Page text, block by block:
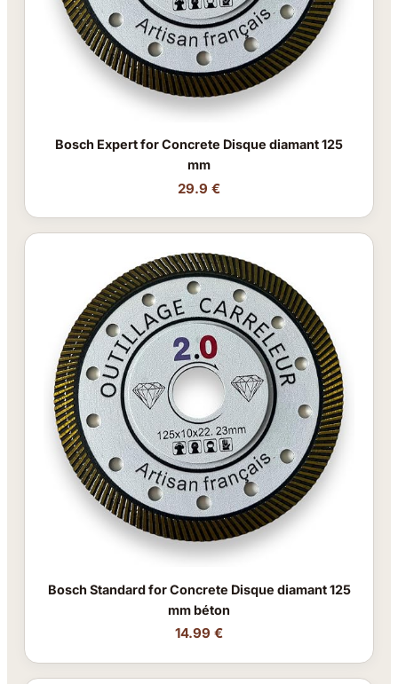
Bosch Expert for Concrete Disque diamant 125
mm
29.9 €
Bosch Standard for Concrete Disque diamant 125
mm béton
14.99 €